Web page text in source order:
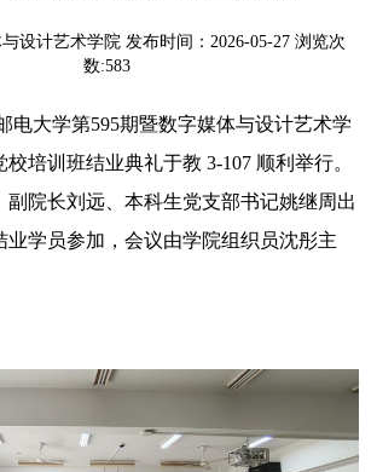
设计艺术学院 发布时间：2026-05-27 浏览次
数:583
电大学第595期暨数字媒体与设计艺术学
培训班结业典礼于教 3-107 顺利举行。
副院长刘远、本科生党支部书记姚继周出
业学员参加，会议由学院组织员沈彤主